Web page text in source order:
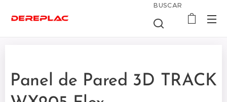
BUSCAR
Panel de Pared 3D TRACK